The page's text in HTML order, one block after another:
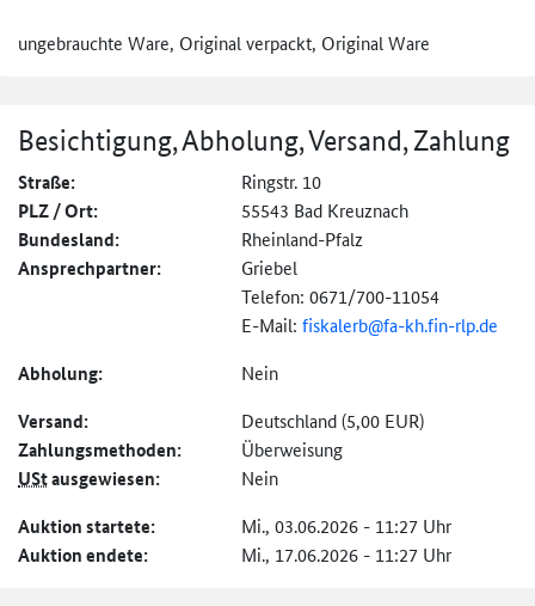
ungebrauchte Ware, Original verpackt, Original Ware
Besichtigung, Abholung, Versand, Zahlung
Straße: Ringstr. 10
PLZ / Ort: 55543 Bad Kreuznach
Bundesland: Rheinland-Pfalz
Ansprechpartner:
Griebel
Telefon: 0671/700-11054
E-Mail: fiskalerb@fa-kh.fin-rlp.de
Abholung: Nein
Versand: Deutschland (5,00 EUR)
Zahlungs­methoden: Überweisung
UStausgewiesen: Nein
Auktion startete: Mi., 03.06.2026 - 11:27 Uhr
Auktion endete: Mi., 17.06.2026 - 11:27 Uhr